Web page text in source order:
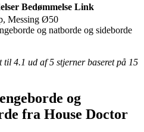
Bedømmelse Link
Messing Ø50
og natborde og sideborde
til 4.1 ud af 5 stjerner baseret på 15
og
fra House Doctor